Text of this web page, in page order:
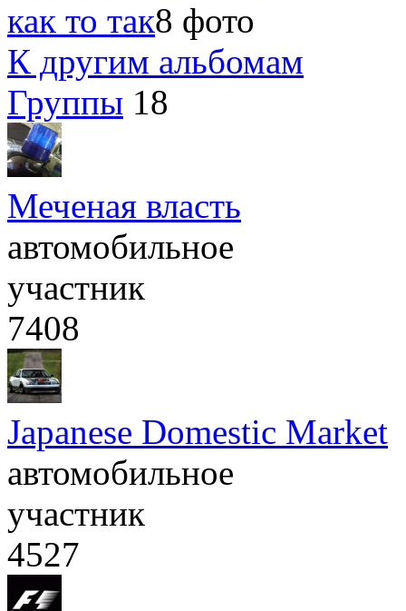
как то так8 фото
К другим альбомам
Группы 18
Меченая власть
автомобильное
участник
7408
Japanese Domestic Market
автомобильное
участник
4527